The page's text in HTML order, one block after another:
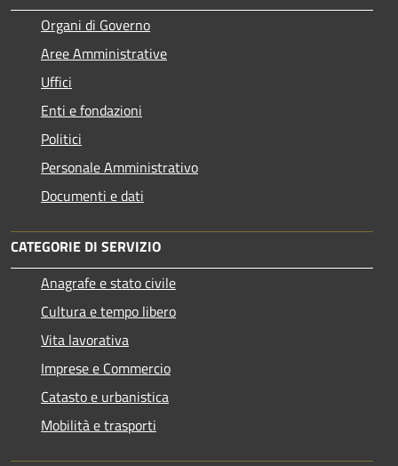
Organi di Governo
Aree Amministrative
Uffici
Enti e fondazioni
Politici
Personale Amministrativo
Documenti e dati
CATEGORIE DI SERVIZIO
Anagrafe e stato civile
Cultura e tempo libero
Vita lavorativa
Imprese e Commercio
Catasto e urbanistica
Mobilità e trasporti